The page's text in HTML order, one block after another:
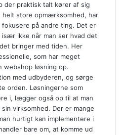
der praktisk talt kører af sig
store opmærksomhed, har
på andre ting. Det er
ikke når man ser hvad det
bringer med tiden. Her
som har meget
løsning op.
med udbyderen, og sørge
orden. Løsningerne som
i, lægger også op til at man
virksomhed. Der er mange
hurtigt kan implementere i
bare om, at komme ud